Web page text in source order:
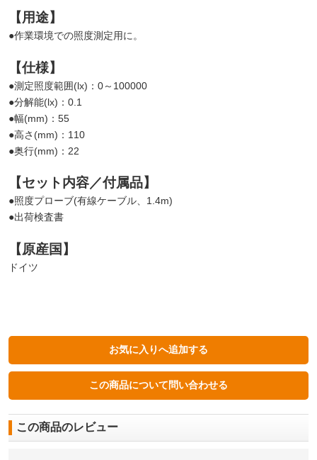
【用途】
●作業環境での照度測定用に。
【仕様】
●測定照度範囲(lx)：0～100000
●分解能(lx)：0.1
●幅(mm)：55
●高さ(mm)：110
●奥行(mm)：22
【セット内容／付属品】
●照度プローブ(有線ケーブル、1.4m)
●出荷検査書
【原産国】
ドイツ
この商品のレビュー